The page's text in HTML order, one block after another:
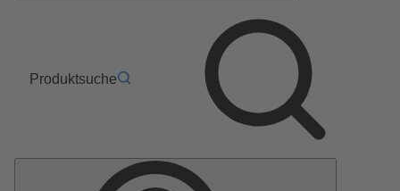
Produktsuche